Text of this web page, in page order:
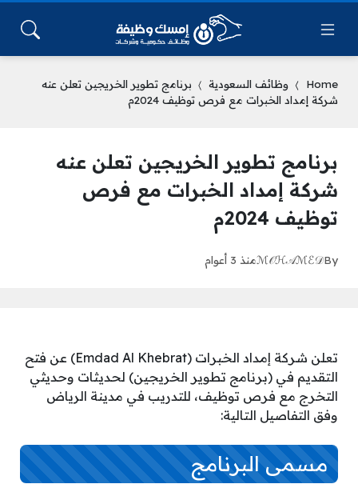
Home وظائف السعودية
برنامج تطوير الخريجين تعلن عنه
شركة إمداد الخبرات مع فرص توظيف 2024م
برنامج تطوير الخريجين تعلن عنه
شركة إمداد الخبرات مع فرص
توظيف 2024م
By
ℳ𝒪ℋ𝒜ℳℰ𝒟منذ 3 أعوام
تعلن شركة إمداد الخبرات (Emdad Al Khebrat) عن فتح
التقديم في (برنامج تطوير الخريجين) لحديثات وحديثي
التخرج مع فرص توظيف، للتدريب في مدينة الرياض
وفق التفاصيل التالية:
مسمى البرنامج